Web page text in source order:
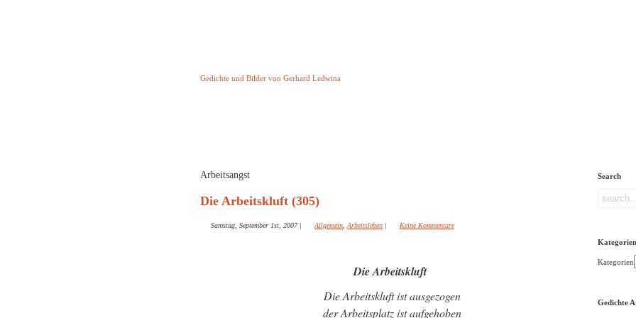
Gedichte und Bilder von Gerhard Ledwina
Arbeitsangst
Die Arbeitskluft (305)
Samstag, September 1st, 2007| Allgemein Arbeitsleben | Keine Kommentare
Die Arbeitskluft
Die Arbeitskluft ist ausgezogen
der Arbeitsplatz ist aufgehoben
Search
Kategorien
Kategorien
Gedichte